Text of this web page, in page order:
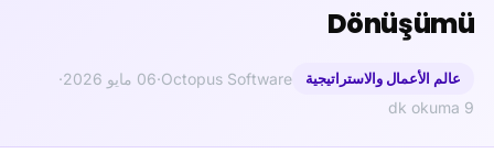
Dönüşümü
عالم الأعمال والاستراتيجية Octopus Software
·06 مايو 2026
·
9 dk okuma